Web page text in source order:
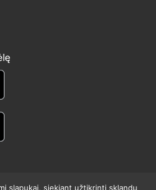
slapukai, siekiant užtikrinti sklandų